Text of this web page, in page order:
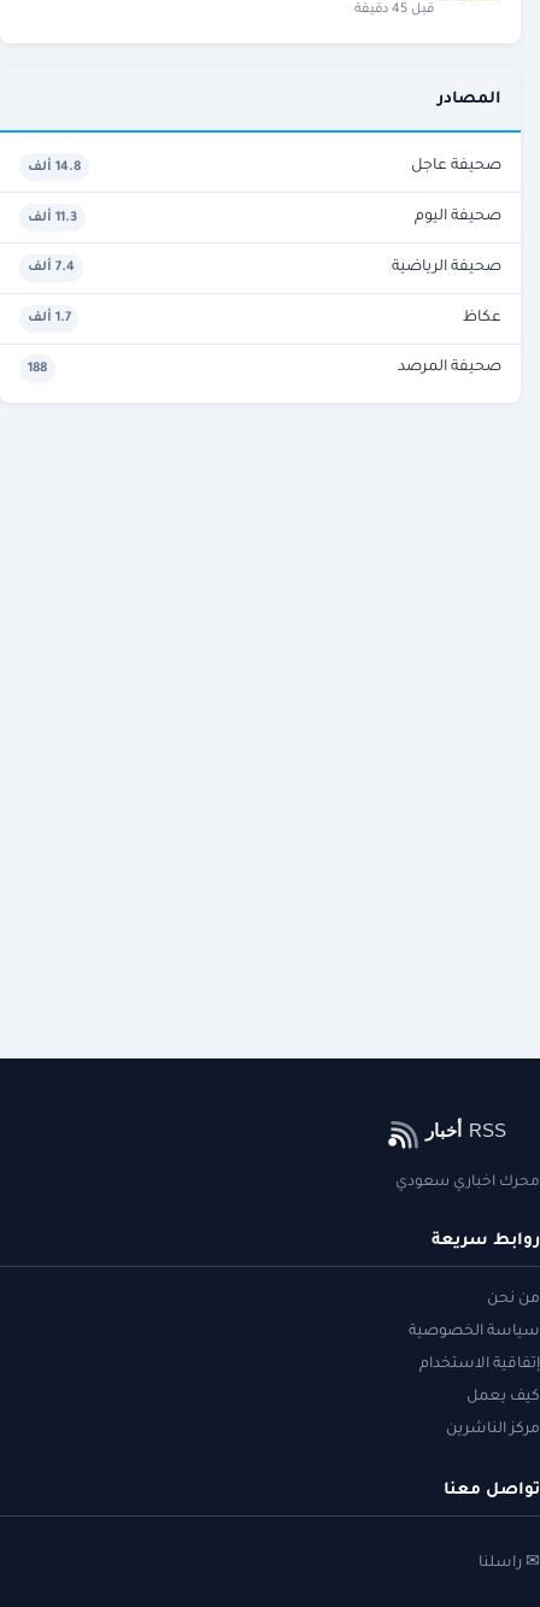
قبل 45 دقيقة
المصادر
صحيفة عاجل 14.8 ألف
صحيفة اليوم 11.3 ألف
صحيفة الرياضية 7.4 ألف
عكاظ 1.7 ألف
صحيفة المرصد 188
محرك اخباري سعودي
روابط سريعة
من نحن
سياسة الخصوصية
إتفاقية الاستخدام
كيف يعمل
مركز الناشرين
تواصل معنا
✉ راسلنا